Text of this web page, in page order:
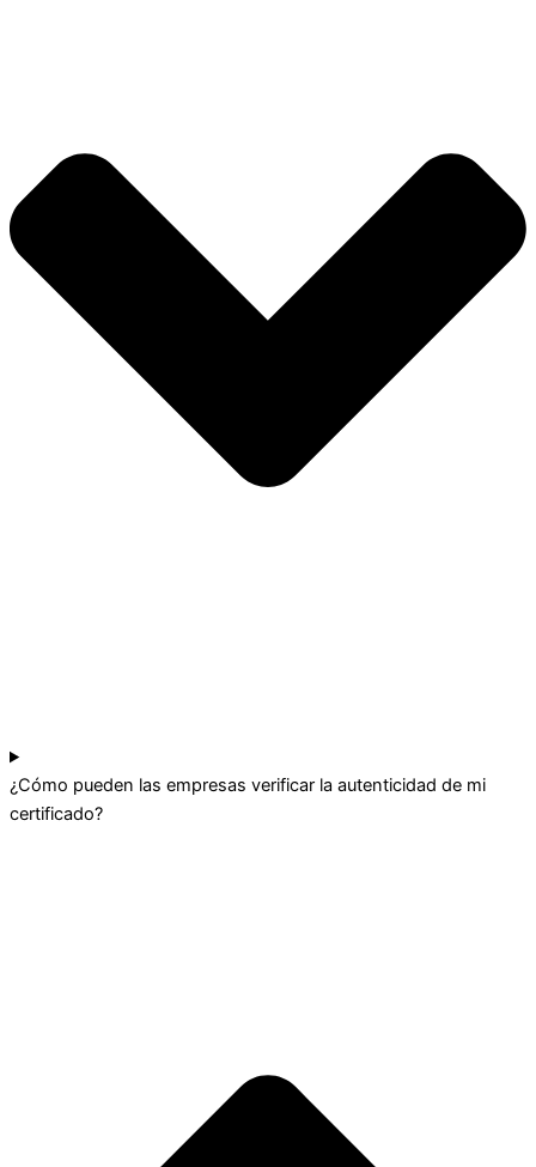
¿Cómo pueden las empresas verificar la autenticidad de mi
certificado?